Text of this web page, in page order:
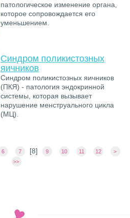
патологическое изменение органа,
которое сопровождается его
уменьшением.
Синдром поликистозных
яичников
Синдром поликистозных яичников
(ПКЯ) - патология эндокринной
системы, которая вызывает
нарушение менструального цикла
(МЦ).
6 7 [8] 9 10 11 12
>
>>